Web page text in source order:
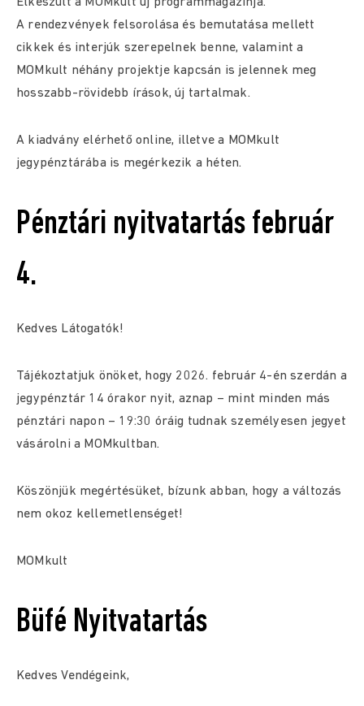
A rendezvények felsorolása és bemutatása mellett
cikkek és interjúk szerepelnek benne, valamint a
MOMkult néhány projektje kapcsán is jelennek meg
hosszabb-rövidebb írások, új tartalmak.
A kiadvány elérhető online, illetve a MOMkult
jegypénztárába is megérkezik a héten.
Pénztári nyitvatartás február
4.
Kedves Látogatók!
Tájékoztatjuk önöket, hogy 2026. február 4-én szerdán a
jegypénztár 14 órakor nyit, aznap – mint minden más
pénztári napon – 19:30 óráig tudnak személyesen jegyet
vásárolni a MOMkultban.
Köszönjük megértésüket, bízunk abban, hogy a változás
nem okoz kellemetlenséget!
MOMkult
Büfé Nyitvatartás
Kedves Vendégeink,